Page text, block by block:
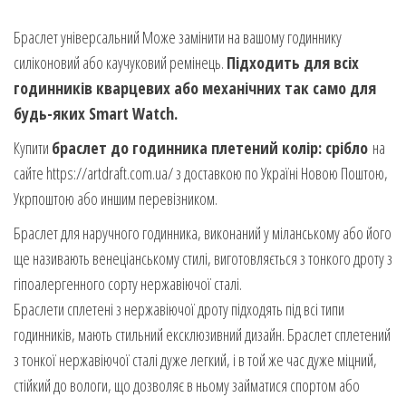
Браслет універсальний Може замінити на вашому годиннику
силіконовий або каучуковий ремінець. Підходить для всіх
годинників кварцевих або механічних так само для
будь-яких Smart Watch.
Купити браслет до годинника плетений колір: срібло на
сайте https://artdraft.com.ua/ з доставкою по Україні Новою Поштою,
Укрпоштою або иншим перевізником.
Браслет для наручного годинника, виконаний у міланському або його
ще називають венеціанському стилі, виготовляється з тонкого дроту з
гіпоалергенного сорту нержавіючої сталі.
Браслети сплетені з нержавіючої дроту підходять під всі типи
годинників, мають стильний ексклюзивний дизайн. Браслет сплетений
з тонкої нержавіючої сталі дуже легкий, і в той же час дуже міцний,
стійкий до вологи, що дозволяє в ньому займатися спортом або